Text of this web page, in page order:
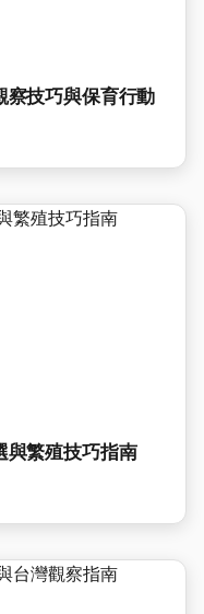
察技巧與保育行動
與繁殖技巧指南